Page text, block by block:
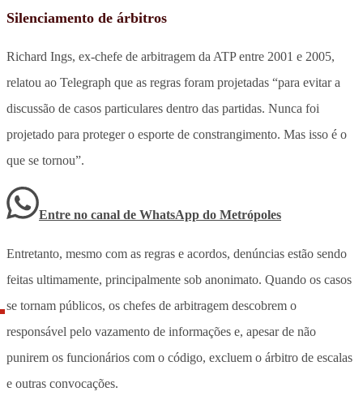
Silenciamento de árbitros
Richard Ings, ex-chefe de arbitragem da ATP entre 2001 e 2005,
relatou ao Telegraph que as regras foram projetadas “para evitar a
discussão de casos particulares dentro das partidas. Nunca foi
projetado para proteger o esporte de constrangimento. Mas isso é o
que se tornou”.
Entre no canal de WhatsApp do Metrópoles
Entretanto, mesmo com as regras e acordos, denúncias estão sendo
feitas ultimamente, principalmente sob anonimato. Quando os casos
se tornam públicos, os chefes de arbitragem descobrem o
responsável pelo vazamento de informações e, apesar de não
punirem os funcionários com o código, excluem o árbitro de escalas
e outras convocações.